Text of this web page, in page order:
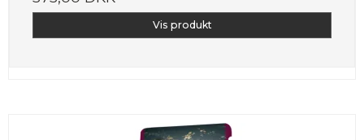
Vis produkt